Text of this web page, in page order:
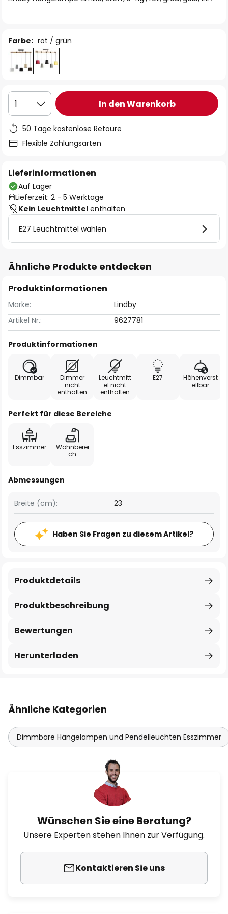
Farbe: rot / grün
1 In den Warenkorb
50 Tage kostenlose Retoure
Flexible Zahlungsarten
Lieferinformationen
Auf Lager
Lieferzeit: 2 - 5 Werktage
Kein Leuchtmittel enthalten
E27 Leuchtmittel wählen
Ähnliche Produkte entdecken
Produktinformationen
Marke:
Lindby
Artikel Nr.:
9627781
Produktinformationen
Dimmbar
Dimmer
nicht
enthalten
Leuchtmitt
el nicht
enthalten
E27
Höhenverst
ellbar
Perfekt für diese Bereiche
Esszimmer
Wohnberei
ch
Abmessungen
Breite (cm): 23
Haben Sie Fragen zu diesem Artikel?
Produktbeschreibung
Produktdetails
Bewertungen
Herunterladen
Ähnliche Kategorien
Dimmbare Hängelampen und Pendelleuchten Esszimmer
Wünschen Sie eine Beratung?
Unsere Experten stehen Ihnen zur Verfügung.
Kontaktieren Sie uns